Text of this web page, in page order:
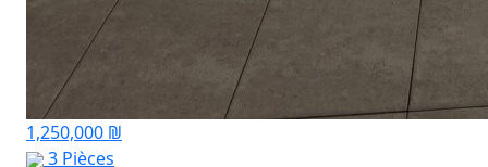
1,250,000 ₪
3 Pièces